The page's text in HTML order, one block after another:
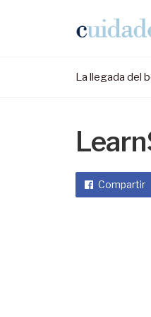
La llegada del
Compartir